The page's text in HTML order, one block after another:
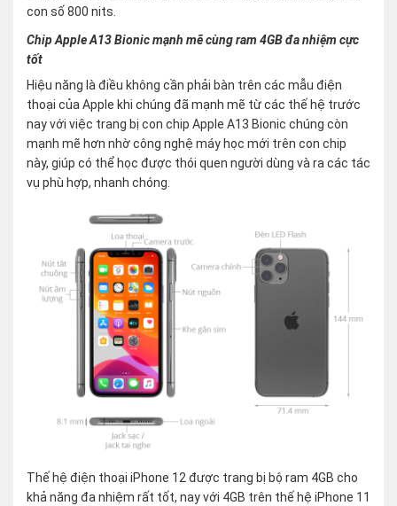
con số 800 nits.
Chip Apple A13 Bionic mạnh mẽ cùng ram 4GB đa nhiệm cực
tốt
Hiệu năng là điều không cần phải bàn trên các mẫu điện
thoại của Apple khi chúng đã mạnh mẽ từ các thế hệ trước
nay với việc trang bị con chip Apple A13 Bionic chúng còn
mạnh mẽ hơn nhờ công nghệ máy học mới trên con chip
này, giúp có thể học được thói quen người dùng và ra các tác
vụ phù hợp, nhanh chóng.
Thế hệ điện thoại iPhone 12 được trang bị bộ ram 4GB cho
khả năng đa nhiệm rất tốt, nay với 4GB trên thế hệ iPhone 11